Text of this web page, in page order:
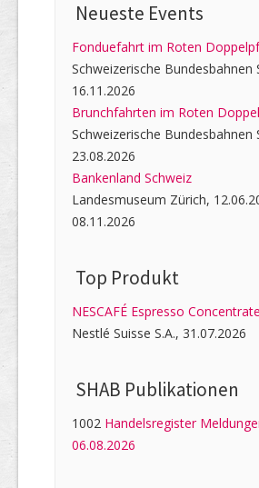
Neueste Events
Fonduefahrt im Roten
Schweizerische Bundesbahnen
16.11.2026
Brunchfahrten im Roten
Schweizerische Bundesbahnen
23.08.2026
Bankenland Schweiz
Landesmuseum Zürich,
08.11.2026
Top Produkt
NESCAFÉ Espresso Concentrate
Nestlé Suisse S.A., 31.07.2026
SHAB Publi­kati­onen
1002 Handelsregister
06.08.2026